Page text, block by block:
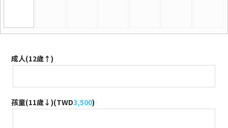
成人(12歲↑)
孩童(11歲↓)(TWD3,500)